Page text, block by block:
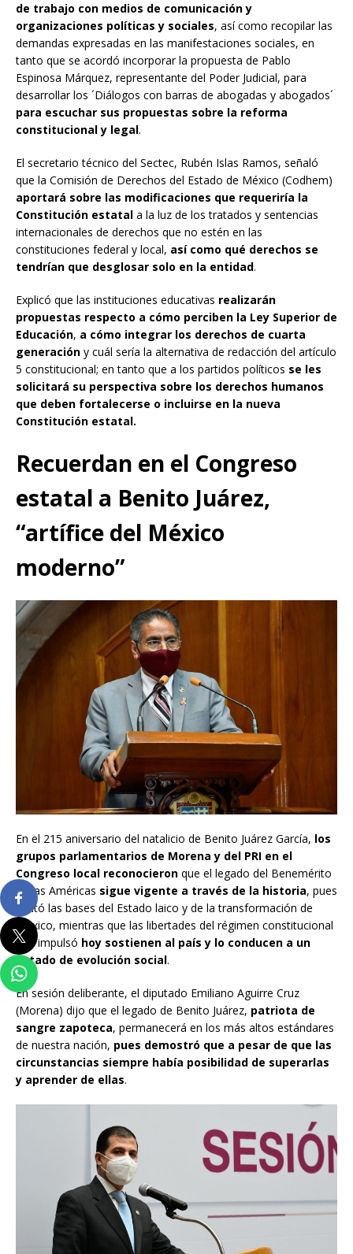
de trabajo con medios de comunicación y
organizaciones políticas y sociales, así como recopilar las
demandas expresadas en las manifestaciones sociales, en
tanto que se acordó incorporar la propuesta de Pablo
Espinosa Márquez, representante del Poder Judicial, para
desarrollar los ´Diálogos con barras de abogadas y abogados´
para escuchar sus propuestas sobre la reforma
constitucional y legal.
El secretario técnico del Sectec, Rubén Islas Ramos, señaló
que la Comisión de Derechos del Estado de México (Codhem)
aportará sobre las modificaciones que requeriría la
Constitución estatal a la luz de los tratados y sentencias
internacionales de derechos que no estén en las
constituciones federal y local, así como qué derechos se
tendrían que desglosar solo en la entidad.
Explicó que las instituciones educativas realizarán
propuestas respecto a cómo perciben la Ley Superior de
Educación, a cómo integrar los derechos de cuarta
generación y cuál sería la alternativa de redacción del artículo
5 constitucional; en tanto que a los partidos políticos se les
solicitará su perspectiva sobre los derechos humanos
que deben fortalecerse o incluirse en la nueva
Constitución estatal.
Recuerdan en el Congreso
estatal a Benito Juárez,
“artífice del México
moderno”
En el 215 aniversario del natalicio de Benito Juárez García, los
grupos parlamentarios de Morena y del PRI en el
Congreso local reconocieron que el legado del Benemérito
de las Américas sigue vigente a través de la historia, pues
sentó las bases del Estado laico y de la transformación de
México, mientras que las libertades del régimen constitucional
que impulsó hoy sostienen al país y lo conducen a un
estado de evolución social.
En sesión deliberante, el diputado Emiliano Aguirre Cruz
(Morena) dijo que el legado de Benito Juárez, patriota de
sangre zapoteca, permanecerá en los más altos estándares
de nuestra nación, pues demostró que a pesar de que las
circunstancias siempre había posibilidad de superarlas
y aprender de ellas.